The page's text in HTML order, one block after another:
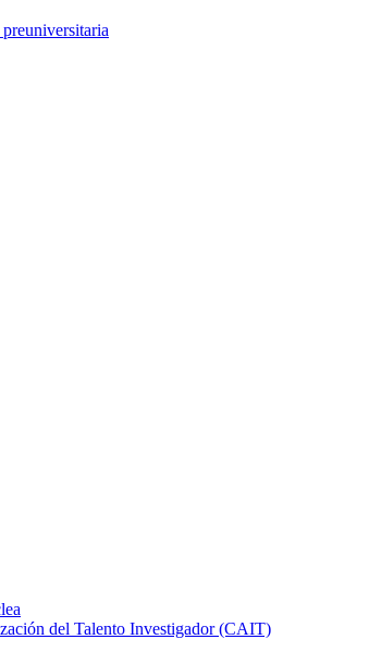
del Talento Investigador (CAIT)